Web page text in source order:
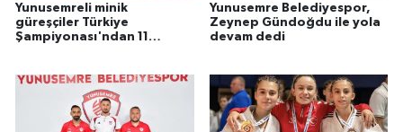
Yunusemreli minik
güreşçiler Türkiye
Şampiyonası'ndan 11
Yunusemre Belediyespor,
Zeynep Gündoğdu ile yola
devam dedi